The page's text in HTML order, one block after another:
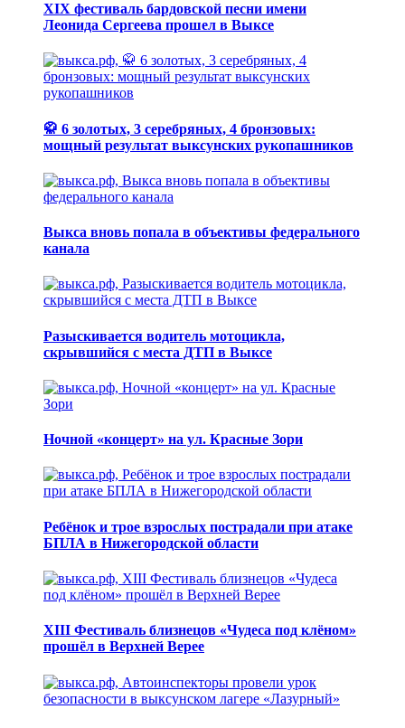
XIX фестиваль бардовской песни имени
Леонида Сергеева прошел в Выксе
🥋 6 золотых, 3 серебряных, 4 бронзовых:
мощный результат выксунских рукопашников
Выкса вновь попала в объективы федерального
канала
Разыскивается водитель мотоцикла,
скрывшийся с места ДТП в Выксе
Ночной «концерт» на ул. Красные Зори
Ребёнок и трое взрослых пострадали при атаке
БПЛА в Нижегородской области
XIII Фестиваль близнецов «Чудеса под клёном»
прошёл в Верхней Верее